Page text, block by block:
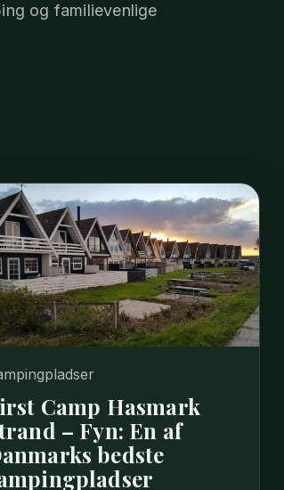
og familievenlige
Camp Hasmark
– Fyn: En af
bedste